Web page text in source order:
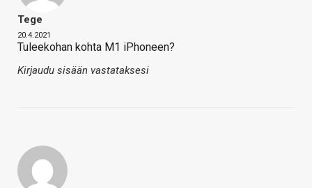
Tege
20.4.2021
Tuleekohan kohta M1 iPhoneen?
Kirjaudu sisään vastataksesi